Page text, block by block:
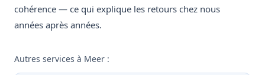
cohérence — ce qui explique les retours chez nous
années après années.
Autres services à Meer :